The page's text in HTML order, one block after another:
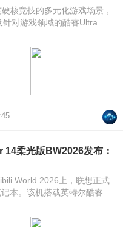
核竞技的多元化游戏场景，
对游戏领域的酷睿Ultra
14柔光版BW2026发布：
World 2026上，联想正式
本。该机搭载英特尔酷睿